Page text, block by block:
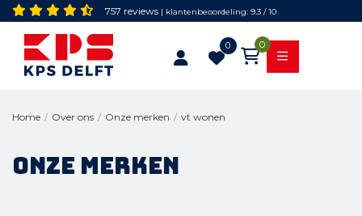
757 reviews | klantenbeoordeling: 9.3 / 10
0 0
Home / Over ons / Onze merken / vt wonen
Onze merken